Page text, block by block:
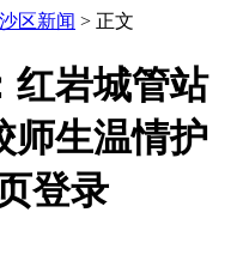
沙区新闻 > 正文
红岩城管站
师生温情护
登录